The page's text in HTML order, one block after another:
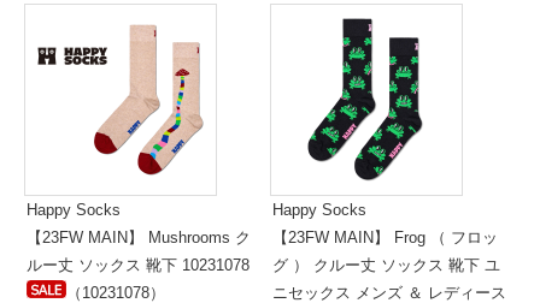
Happy Socks
【23FW MAIN】 Mushrooms ク
ルー丈 ソックス 靴下 10231078
（10231078）
Happy Socks
【23FW MAIN】 Frog （ フロッ
グ ） クルー丈 ソックス 靴下 ユ
ニセックス メンズ ＆ レディース